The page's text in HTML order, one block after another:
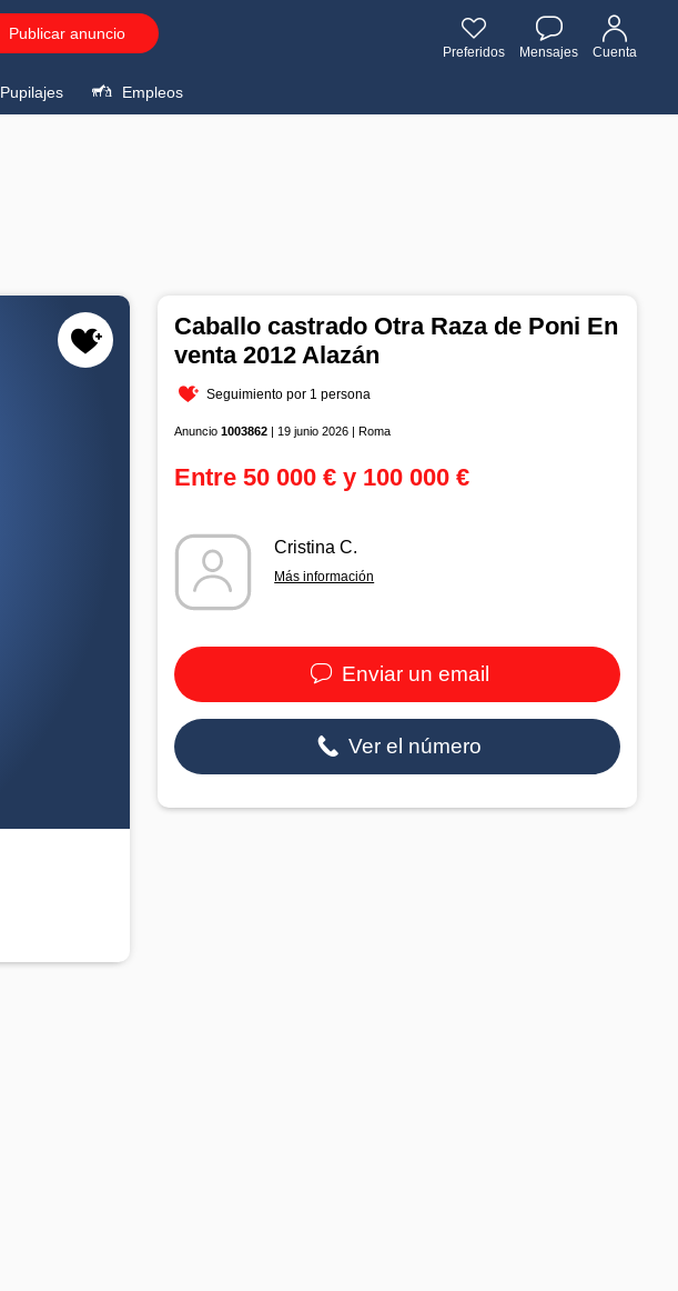
Publicar anuncio
Preferidos Mensajes Cuenta
Pupilajes Empleos
Caballo castrado Otra Raza de Poni En
venta 2012 Alazán
Seguimiento por 1 persona
Anuncio1003862 | 19 junio 2026 | Roma
Entre 50 000 € y 100 000 €
Cristina C.
Más información
Enviar un email
Ver el número